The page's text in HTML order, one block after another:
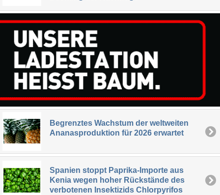
Begrenztes Wachstum der weltweiten
Ananasproduktion für 2026 erwartet
Spanien stoppt Paprika-Importe aus
Kenia wegen hoher Rückstände des
verbotenen Insektizids Chlorpyrifos